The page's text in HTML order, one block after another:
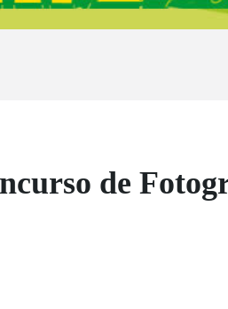
de